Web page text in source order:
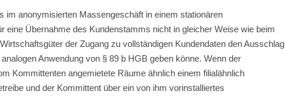
im anonymisierten Massengeschäft in einem stationären
eine Übernahme des Kundenstamms nicht in gleicher Weise wie beim
der Zugang zu vollständigen Kundendaten den Ausschlag
Anwendung von § 89 b HGB geben könne. Wenn der
Kommittenten angemietete Räume ähnlich einem filialähnlich
und der Kommittent über ein von ihm vorinstalliertes